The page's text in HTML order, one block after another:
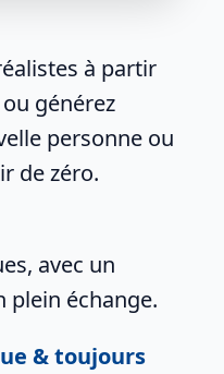
à partir
générez
personne ou
de zéro.
avec un
plein échange.
& toujours